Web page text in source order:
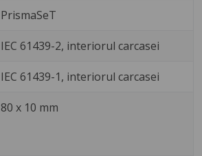
PrismaSeT
IEC 61439-2, interiorul carcasei
IEC 61439-1, interiorul carcasei
80 x 10 mm